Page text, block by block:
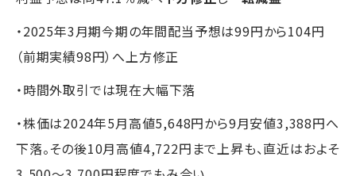
・2025年3月期今期の年間配当予想は99円から104円
（前期実績98円）へ上方修正
・時間外取引では現在大幅下落
・株価は2024年5月高値5,648円から9月安値3,388円へ
下落。その後10月高値4,722円まで上昇も、直近はおよそ